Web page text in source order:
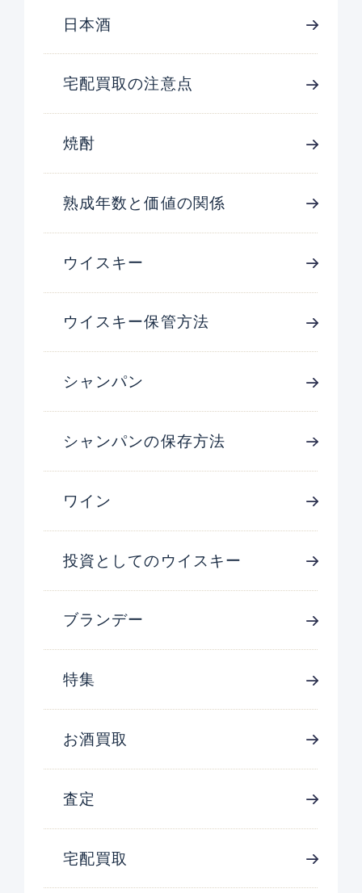
日本酒
宅配買取の注意点
焼酎
熟成年数と価値の関係
ウイスキー
ウイスキー保管方法
シャンパン
シャンパンの保存方法
ワイン
投資としてのウイスキー
ブランデー
特集
お酒買取
査定
宅配買取